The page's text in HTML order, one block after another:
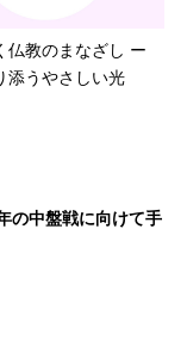
仏教のまなざし ー
添うやさしい光
の中盤戦に向けて手